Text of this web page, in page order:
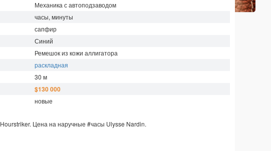
Механика с автоподзаводом
часы, минуты
сапфир
Синий
Ремешок из кожи аллигатора
раскладная
30 м
$130 000
новые
Hourstriker. Цена на наручные #часы Ulysse Nardin.